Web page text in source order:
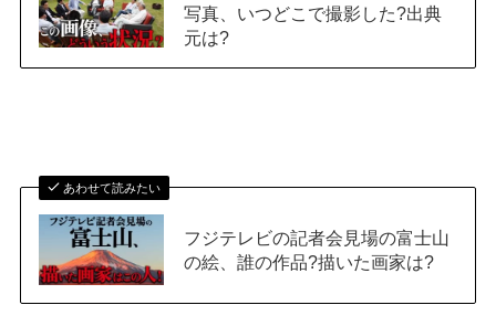
写真、いつどこで撮影した?出典
元は?
あわせて読みたい
フジテレビの記者会見場の富士山
の絵、誰の作品?描いた画家は?